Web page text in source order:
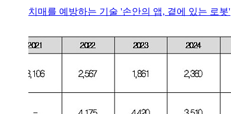
치매를 예방하는 기술 '손안의 앱, 곁에 있는 로봇'